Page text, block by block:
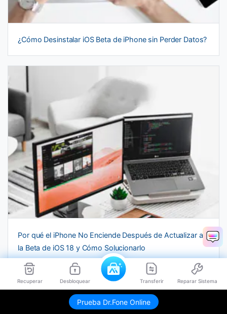
Recuperar Desbloquear Transferir Reparar Sistema
Prueba Dr.Fone Online
¿Cómo Desinstalar iOS Beta de iPhone sin Perder Datos?
Por qué el iPhone No Enciende Después de Actualizar a
la Beta de iOS 18 y Cómo Solucionarlo